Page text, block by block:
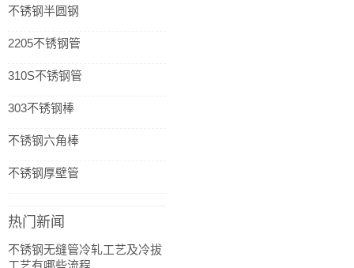
不锈钢半圆钢
2205不锈钢管
310S不锈钢管
303不锈钢棒
不锈钢六角棒
不锈钢厚壁管
热门新闻
不锈钢无缝管冷轧工艺及冷拔
工艺有哪些流程